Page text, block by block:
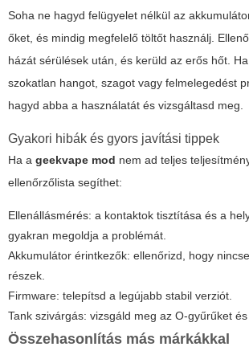
Soha ne hagyd felügyelet nélkül az
őket, és mindig megfelelő töltőt használj.
házát sérülések után, és kerüld az erős hőt.
szokatlan hangot, szagot vagy felmelegedést
hagyd abba a használatát és vizsgáltasd meg.
Gyakori hibák és gyors javítási tippek
Ha a geekvape mod nem ad teljes
ellenőrzőlista segíthet:
Ellenállásmérés: a kontaktok tisztítása és a
gyakran megoldja a problémát.
Akkumulátor érintkezők: ellenőrizd, hogy
részek.
Firmware: telepítsd a legújabb stabil verziót.
Tank szivárgás: vizsgáld meg az O-gyűrűket
Összehasonlítás más márkákkal